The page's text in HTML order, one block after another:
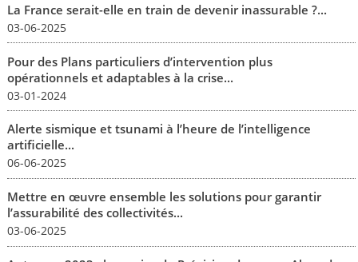
La France serait-elle en train de devenir inassurable ?...
03-06-2025
Pour des Plans particuliers d’intervention plus
opérationnels et adaptables à la crise...
03-01-2024
Alerte sismique et tsunami à l’heure de l’intelligence
artificielle...
06-06-2025
Mettre en œuvre ensemble les solutions pour garantir
l’assurabilité des collectivités...
03-06-2025